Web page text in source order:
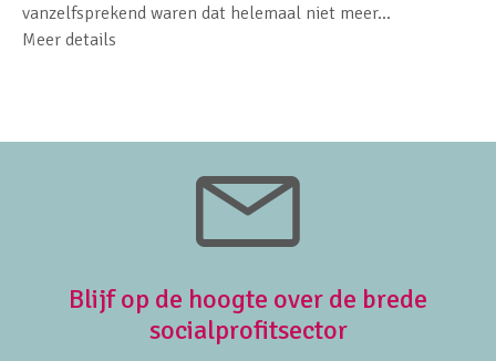
vanzelfsprekend waren dat helemaal niet meer...
Meer details
Blijf op de hoogte over de brede
socialprofitsector